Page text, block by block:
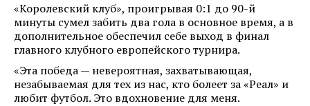
«Королевский клуб», проигрывая 0:1 до 90-й
минуты сумел забить два гола в основное время, а в
дополнительное обеспечил себе выход в финал
главного клубного европейского турнира.
«Эта победа — невероятная, захватывающая,
незабываемая для тех из нас, кто болеет за «Реал» и
любит футбол. Это вдохновение для меня.